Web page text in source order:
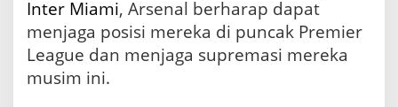
Inter Miami, Arsenal berharap dapat
menjaga posisi mereka di puncak Premier
League dan menjaga supremasi mereka
musim ini.